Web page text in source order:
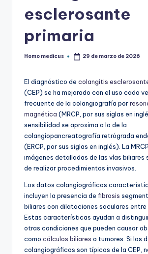
esclerosante
primaria
Publicado
Homo medicus 29 de marzo de 2026
El diagnóstico de colangitis
(CEP) se ha mejorado con el uso cada
frecuente de la colangiografía por
magnética (MRCP, por sus siglas en
sensibilidad se aproxima a la de la
colangiopancreatografía retrógrada
(ERCP, por sus siglas en inglés). La
imágenes detalladas de las vías biliares
de realizar procedimientos invasivos.
Los datos colangiográficos
incluyen la presencia de fibrosis
biliares con dilataciones saculares entre
Estas características ayudan a
otras condiciones que pueden causar
como cálculos biliares o tumores. Si los
colangiográficos son típicos de la CEP,